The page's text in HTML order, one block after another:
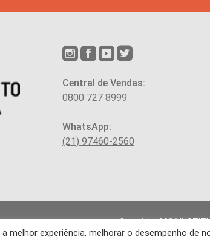
Central de Vendas:
0800 727 8999
WhatsApp:
(21) 97460-2560
Copyright 2026
Os artigos publicados na
melhor experiência, melhorar o desempenho de